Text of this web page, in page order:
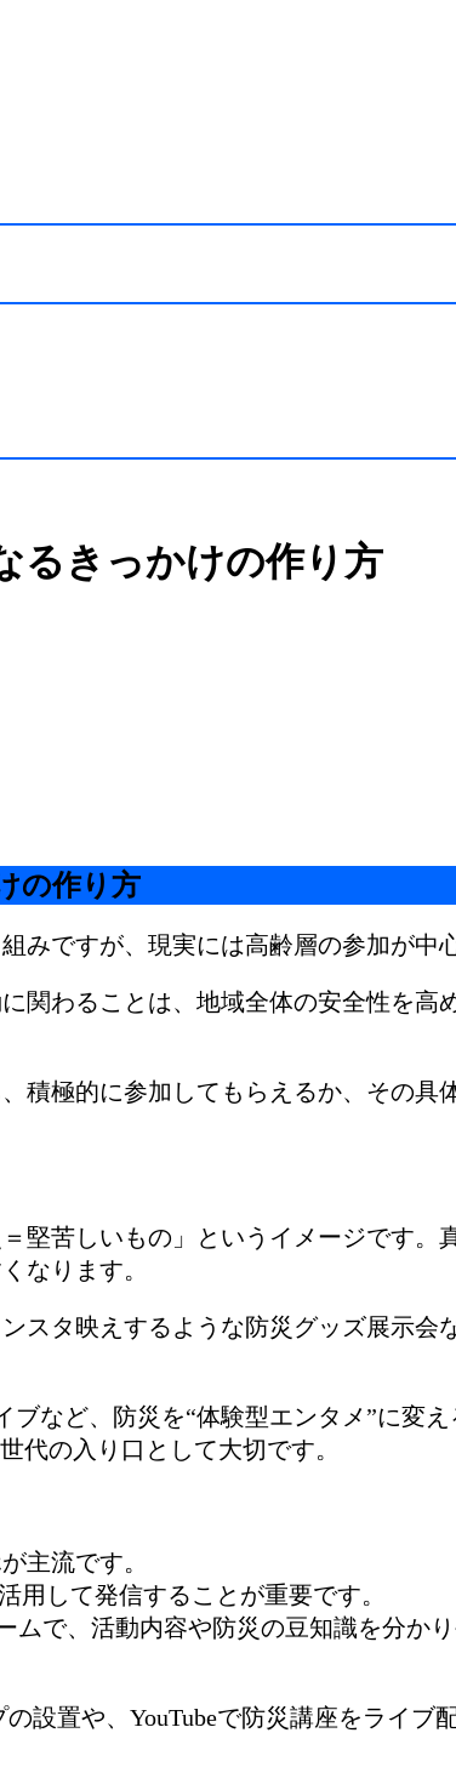
るきっかけの作り方
の作り方
みですが、現実には高齢層の参加が中
関わることは、地域全体の安全性を
積極的に参加してもらえるか、その
堅苦しいもの」というイメージです
なります。
スタ映えするような防災グッズ展示会
など、防災を“体験型エンタメ”に変
代の入り口として大切です。
主流です。
用して発信することが重要です。
ムで、活動内容や防災の豆知識を分か
設置や、YouTubeで防災講座をライ